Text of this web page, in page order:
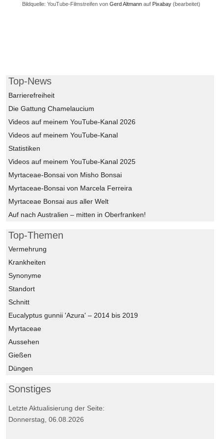
Bildquelle: YouTube-Filmstreifen von Gerd Altmannauf Pixabay(bearbeitet)
Top-News
Barrierefreiheit
Die Gattung Chamelaucium
Videos auf meinem YouTube-Kanal 2026
Videos auf meinem YouTube-Kanal
Statistiken
Videos auf meinem YouTube-Kanal 2025
Myrtaceae-Bonsai von Misho Bonsai
Myrtaceae-Bonsai von Marcela Ferreira
Myrtaceae Bonsai aus aller Welt
Auf nach Australien – mitten in Oberfranken!
Top-Themen
Vermehrung
Krankheiten
Synonyme
Standort
Schnitt
Eucalyptus gunnii 'Azura' – 2014 bis 2019
Myrtaceae
Aussehen
Gießen
Düngen
Sonstiges
Letzte Aktualisierung der Seite:
Donnerstag, 06.08.2026